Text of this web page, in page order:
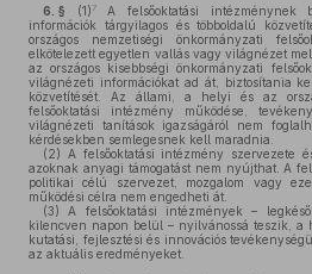
6. § (1)7A felsőoktatási intézménynek
információk tárgyilagos és többoldalú
országos nemzetiségi önkormányzati
elkötelezett egyetlen vallás vagy világnézet
az országos kisebbségi önkormányzati
világnézeti információkat ad át, biztosítania
közvetítését. Az állami, a helyi és az
felsőoktatási intézmény működése,
világnézeti tanítások igazságáról nem
kérdésekben semlegesnek kell maradnia.
(2) A felsőoktatási intézmény szervezete
azoknak anyagi támogatást nem nyújthat. A
politikai célú szervezet, mozgalom vagy
működési célra nem engedheti át.
(3) A felsőoktatási intézmények –
kilencven napon belül – nyilvánossá teszik, a
kutatási, fejlesztési és innovációs
az aktuális eredményeket.